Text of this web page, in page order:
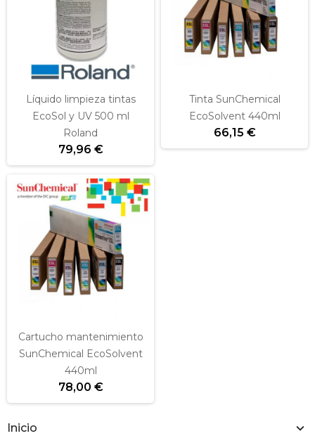
Inicio
Líquido limpieza tintas
EcoSol y UV 500 ml
Roland
79,96 €
Tinta SunChemical
EcoSolvent 440ml
66,15 €
Cartucho mantenimiento
SunChemical EcoSolvent
440ml
78,00 €